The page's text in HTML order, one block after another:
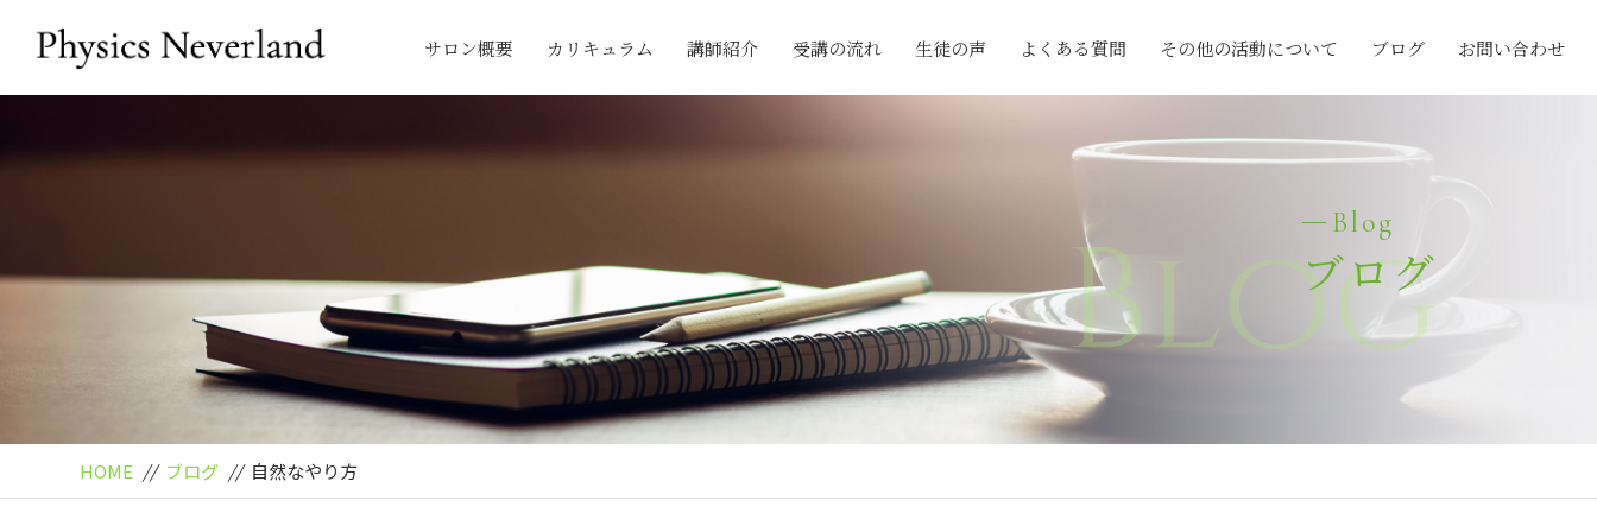
サロン概要 カリキュラム 講師紹介 受講の流れ 生徒の声 よくある質問 その他の活動について ブログ お問い合わせ
Blog
ブログ
Blog
HOME // ブログ // 自然なやり方